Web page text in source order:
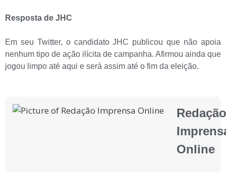
Resposta de JHC
Em seu Twitter, o candidato JHC publicou que não apoia
nenhum tipo de ação ilícita de campanha. Afirmou ainda que
jogou limpo até aqui e será assim até o fim da eleição.
Redação
Online